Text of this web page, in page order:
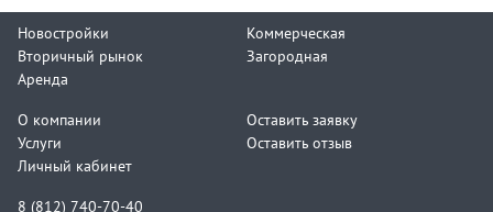
Новостройки
Вторичный рынок
Аренда
Коммерческая
Загородная
О компании
Услуги
Личный кабинет
Оставить заявку
Оставить отзыв
8 (812) 740-70-40